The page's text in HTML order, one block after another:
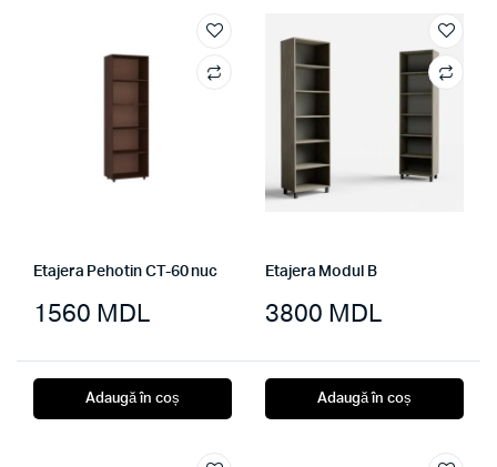
Etajera Pehotin CT-60 nuc
1560 MDL
Adaugă în coș
Etajera Modul B
3800 MDL
Adaugă în coș